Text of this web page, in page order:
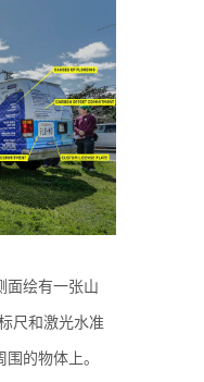
面绘有一张山
尺和激光水准
的物体上。